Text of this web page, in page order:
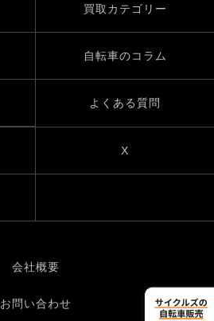
買取カテゴリー
自転車のコラム
よくある質問
X
会社概要
お問い合わせ